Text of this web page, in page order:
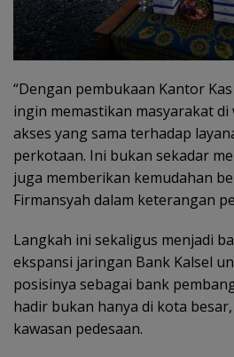
“Dengan pembukaan Kantor
ingin memastikan masyarakat
akses yang sama terhadap
perkotaan. Ini bukan sekadar
juga memberikan kemudahan
Firmansyah dalam keterangan
Langkah ini sekaligus menjadi
ekspansi jaringan Bank Kalsel
posisinya sebagai bank
hadir bukan hanya di kota
kawasan pedesaan.